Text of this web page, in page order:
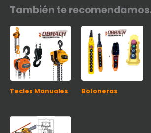
También te
Tecles Manuales Botoneras